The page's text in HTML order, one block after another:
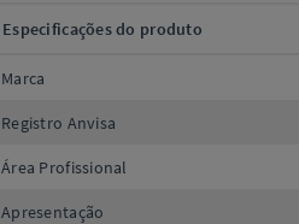
Especificações do produto
Marca
Registro Anvisa
Área Profissional
Apresentação